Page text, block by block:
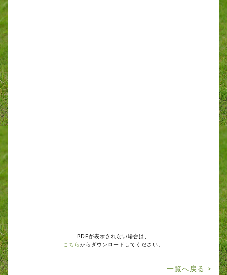
PDFが表示されない場合は、
こちら からダウンロードしてください。
一覧へ戻る >